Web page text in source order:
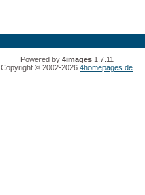
Powered by 4images1.7.11
Copyright © 2002-2026 4homepages.de